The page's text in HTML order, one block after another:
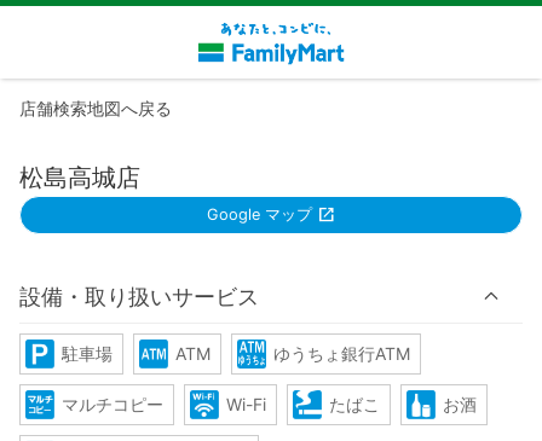
店舗検索地図へ戻る
松島高城店
Google マップ
設備・取り扱いサービス
駐車場 ATM ゆうちょ銀行ATM
マルチコピー Wi-Fi たばこ お酒